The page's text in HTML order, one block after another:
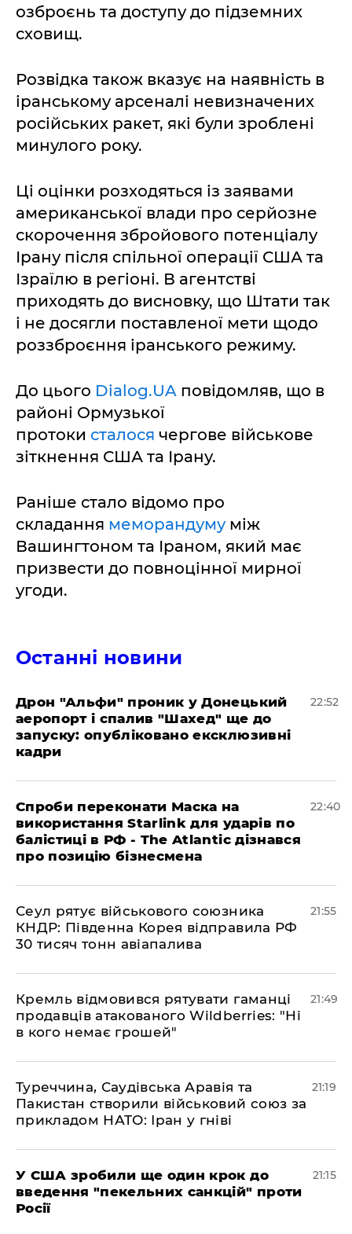
озброєнь та доступу до підземних
сховищ.
Розвідка також вказує на наявність в
іранському арсеналі невизначених
російських ракет, які були зроблені
минулого року.
Ці оцінки розходяться із заявами
американської влади про серйозне
скорочення збройового потенціалу
Ірану після спільної операції США та
Ізраїлю в регіоні. В агентстві
приходять до висновку, що Штати так
і не досягли поставленої мети щодо
роззброєння іранського режиму.
До цього Dialog.UA повідомляв, що в
районі Ормузької
протоки сталося чергове військове
зіткнення США та Ірану.
Раніше стало відомо про
складання меморандуму між
Вашингтоном та Іраном, який має
призвести до повноцінної мирної
угоди.
Останні новини
​Дрон "Альфи" проник у Донецький
аеропорт і спалив "Шахед" ще до
запуску: опубліковано ексклюзивні
кадри
22:52
​Спроби переконати Маска на
використання Starlink для ударів по
балістиці в РФ - The Atlantic дізнався
про позицію бізнесмена
22:40
​Сеул рятує військового союзника
КНДР: Південна Корея відправила РФ
30 тисяч тонн авіапалива
21:55
​Кремль відмовився рятувати гаманці
продавців атакованого Wildberries: "Ні
в кого немає грошей"
21:49
​Туреччина, Саудівська Аравія та
Пакистан створили військовий союз за
прикладом НАТО: Іран у гніві
21:19
​У США зробили ще один крок до
введення "пекельних санкцій" проти
Росії
21:15